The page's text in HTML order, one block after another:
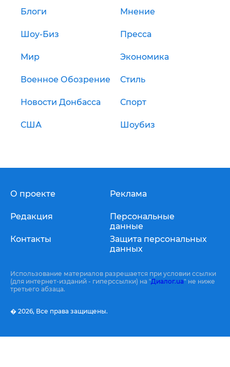
Блоги Мнение
Шоу-Биз Пресса
Мир Экономика
Военное Обозрение Стиль
Новости Донбасса Спорт
США Шоубиз
О проекте
Редакция
Контакты
Реклама
Персональные
данные
Защита персональных
данных
Использование материалов разрешается при условии ссылки
(для интернет-изданий - гиперссылки) на "Диалог.ua" не ниже
третьего абзаца.
� 2026, Все права защищены.